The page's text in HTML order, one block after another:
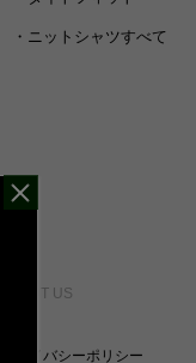
・ ニットシャツすべて
ABOUT US
プライバシーポリシー